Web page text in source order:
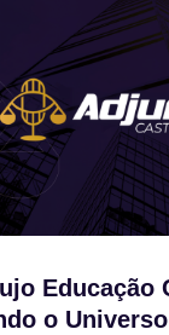
Educação
o